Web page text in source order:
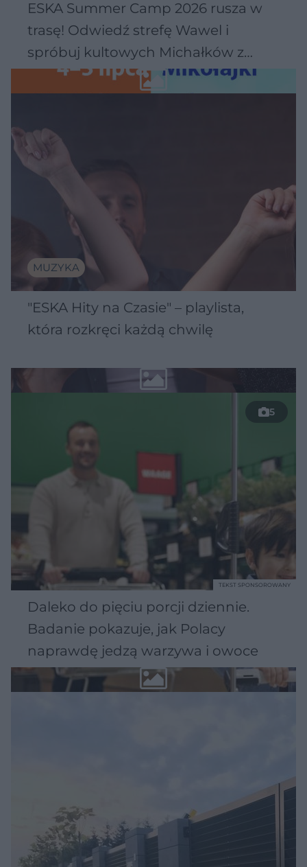
ESKA Summer Camp 2026 rusza w
trasę! Odwiedź strefę Wawel i
spróbuj kultowych Michałków z
Wawelu
MUZYKA
"ESKA Hity na Czasie" – playlista,
która rozkręci każdą chwilę
5
Daleko do pięciu porcji dziennie.
Badanie pokazuje, jak Polacy
naprawdę jedzą warzywa i owoce
TEKST SPONSOROWANY